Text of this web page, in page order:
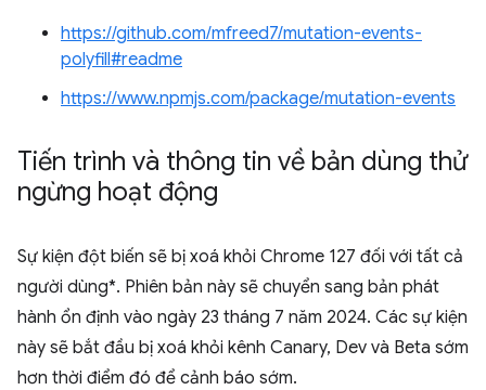
https://github.com/mfreed7/mutation-events-
polyfill#readme
https://www.npmjs.com/package/mutation-events
Tiến trình và thông tin về bản dùng thử
ngừng hoạt động
Sự kiện đột biến sẽ bị xoá khỏi Chrome 127 đối với tất cả
người dùng*. Phiên bản này sẽ chuyển sang bản phát
hành ổn định vào ngày 23 tháng 7 năm 2024. Các sự kiện
này sẽ bắt đầu bị xoá khỏi kênh Canary, Dev và Beta sớm
hơn thời điểm đó để cảnh báo sớm.